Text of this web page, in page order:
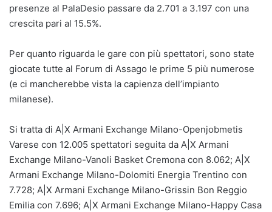
presenze al PalaDesio passare da 2.701 a 3.197 con una
crescita pari al 15.5%.
Per quanto riguarda le gare con più spettatori, sono state
giocate tutte al Forum di Assago le prime 5 più numerose
(e ci mancherebbe vista la capienza dell’impianto
milanese).
Si tratta di A|X Armani Exchange Milano-Openjobmetis
Varese con 12.005 spettatori seguita da A|X Armani
Exchange Milano-Vanoli Basket Cremona con 8.062; A|X
Armani Exchange Milano-Dolomiti Energia Trentino con
7.728; A|X Armani Exchange Milano-Grissin Bon Reggio
Emilia con 7.696; A|X Armani Exchange Milano-Happy Casa